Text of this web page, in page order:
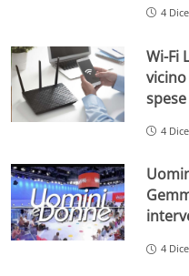
4
Wi-Fi
spese
4
4